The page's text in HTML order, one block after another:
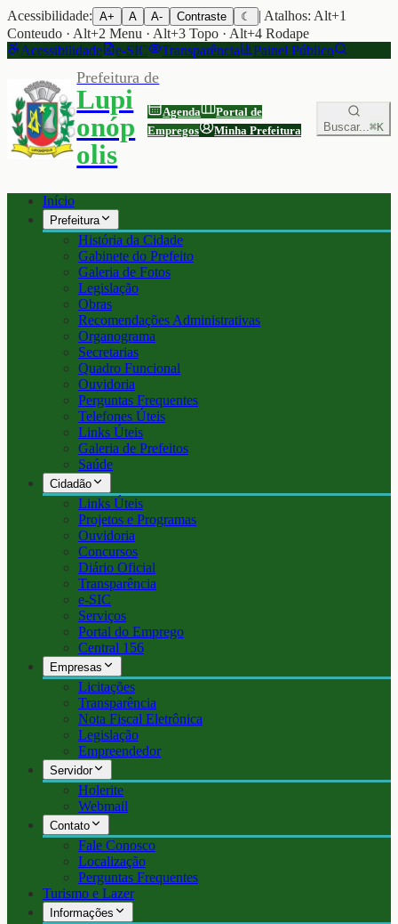
Acessibilidade: A+ A A- Contraste ☾
| Atalhos: Alt+1
Conteudo · Alt+2 Menu · Alt+3 Topo · Alt+4 Rodape
Acessibilidade
e-SIC Transparência Painel Público
Prefeitura de
Lupi
onóp
olis
Agenda
Portal de
Empregos
Minha Prefeitura Buscar...⌘K
Início
Prefeitura
História da Cidade
Gabinete do Prefeito
Galeria de Fotos
Legislação
Obras
Recomendações Administrativas
Organograma
Secretarias
Quadro Funcional
Ouvidoria
Perguntas Frequentes
Telefones Úteis
Links Úteis
Galeria de Prefeitos
Saúde
Cidadão
Links Úteis
Projetos e Programas
Ouvidoria
Concursos
Diário Oficial
Transparência
e-SIC
Serviços
Portal do Emprego
Central 156
Empresas
Licitações
Transparência
Nota Fiscal Eletrônica
Legislação
Empreendedor
Servidor
Holerite
Webmail
Contato
Fale Conosco
Localização
Perguntas Frequentes
Turismo e Lazer
Informações